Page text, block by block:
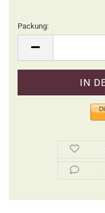
Packung: